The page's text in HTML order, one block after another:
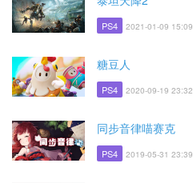
PS4 2021-01-09 15:09
糖豆人
PS4 2020-09-19 23:32
同步音律喵赛克
PS4 2019-05-31 23:39